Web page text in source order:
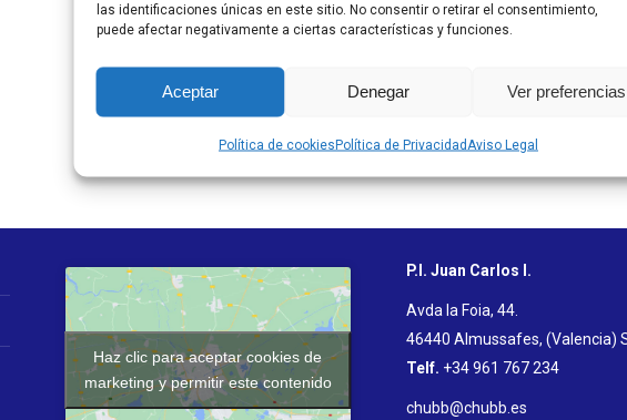
las identificaciones únicas en este sitio. No consentir o retirar el consentimiento,
puede afectar negativamente a ciertas características y funciones.
Aceptar Denegar Ver preferencias
Política de cookiesPolítica de Privacidad Aviso Legal
Haz clic para aceptar cookies de
marketing y permitir este contenido
P.I. Juan Carlos I.
Avda la Foia, 44.
46440 Almussafes, (Valencia)
Telf. +34 961 767 234
chubb@chubb.es